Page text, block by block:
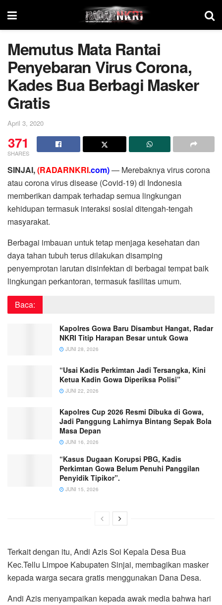
Memutus Mata Rantai
Penyebaran Virus Corona,
Kades Bua Berbagi Masker
Gratis
April 3, 2020
371
SHARES
SINJAI,(RADARNKRI.com)— Merebaknya virus corona
atau corona virus disease (Covid-19) di Indonesia
memberikan dampak terhadap semua lingkungan
kehidupan termasuk interaksi sosial ditengah-tengah
masyarakat.
Berbagai imbauan untuk tetap menjaga kesehatan dan
daya tahan tubuh terus dilakukan disamping
penyemprotan larutan disinfektan di berbagai tempat baik
lingkungan perkantoran, termasuk fasilitas umum.
Baca:
Kapolres Gowa Baru Disambut Hangat, Radar
NKRI Titip Harapan Besar untuk Gowa
JUNI 28, 2026
“Usai Kadis Perkimtan Jadi Tersangka, Kini
Ketua Kadin Gowa Diperiksa Polisi”
JUNI 22, 2026
Kapolres Cup 2026 Resmi Dibuka di Gowa,
Jadi Panggung Lahirnya Bintang Sepak Bola
Masa Depan
JUNI 16, 2026
“Kasus Dugaan Korupsi PBG, Kadis
Perkimtan Gowa Belum Penuhi Panggilan
Penyidik Tipikor”.
JUNI 15, 2026
Terkait dengan itu, Andi Azis Soi Kepala Desa Bua
Kec.Tellu Limpoe Kabupaten Sinjai, membagikan masker
kepada warga secara gratis menggunakan Dana Desa.
Andi Azis menyampaikan kepada awak media bahwa hari